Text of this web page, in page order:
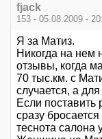
fjack
153 - 05.08.2009 -
Я за Матиз.
Никогда на нем
отзывы, когда
70 тыс.км. с
случается, а
Если
сразу бросается
теснота салона